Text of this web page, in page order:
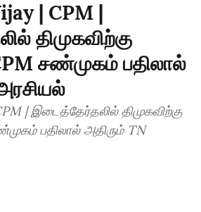
| CPM |
திமுகவிற்கு
சண்முகம் பதிலால்
| இடைத்தேர்தலில் திமுகவிற்கு
பதிலால் அதிரும் TN